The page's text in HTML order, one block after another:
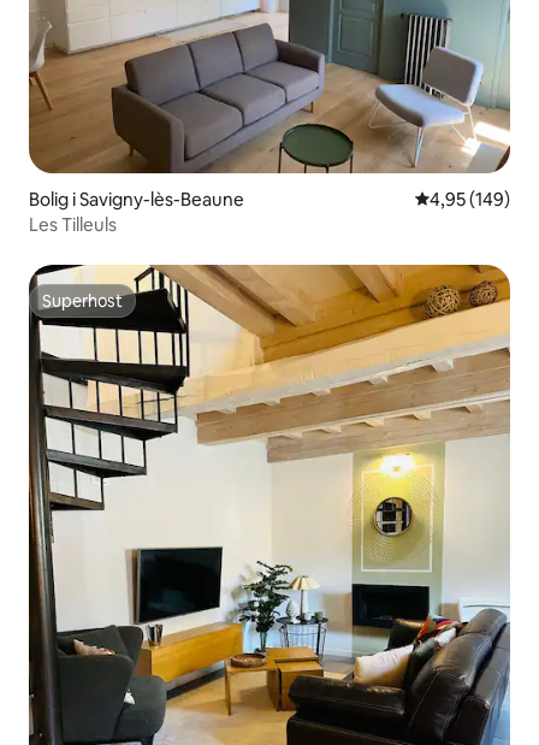
Bolig i Savigny-lès-Beaune 4,95 ud af 5 i
4,95 (149)
Les Tilleuls
Superhost
Superhost